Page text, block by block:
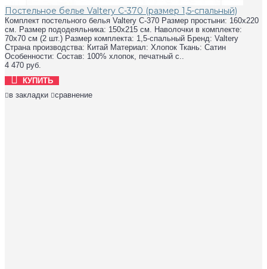
Постельное белье Valtery C-370 (размер 1,5-спальный)
Комплект постельного белья Valtery C-370 Размер простыни: 160х220
см. Размер пододеяльника: 150х215 см. Наволочки в комплекте:
70х70 см (2 шт.) Размер комплекта: 1,5-спальный Бренд: Valtery
Страна производства: Китай Материал: Хлопок Ткань: Сатин
Особенности: Состав: 100% хлопок, печатный с..
4 470 руб.
КУПИТЬ
в закладки
сравнение